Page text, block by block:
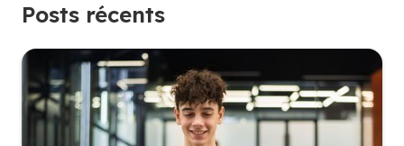
Posts récents